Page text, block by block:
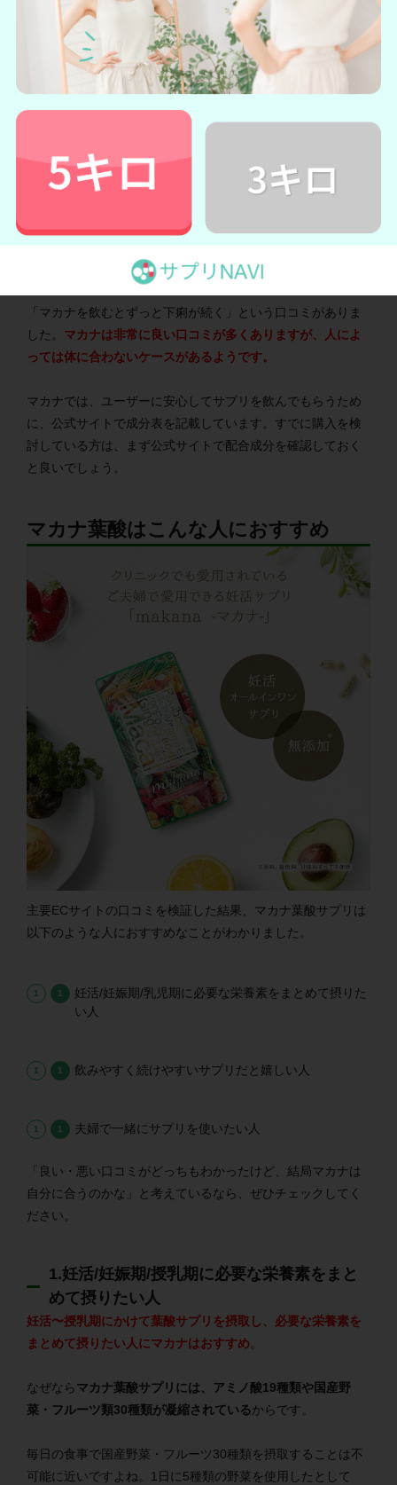
2.ずっと下痢が続いた
★これを飲んでいるとずっと下痢でした。 やめると徐々
に良くなりました。 やめた頃婦人科検診に行ったら卵巣
嚢腫になっていました。 これのせいかは分かりませんが
それまで不調はなかったので怖くてもう飲めません。★
引用：Amazon公式サイトより
「マカナを飲むとずっと下痢が続く」という口コミがありま
した。 マカナは非常に良い口コミが多くありますが、人によ
っては体に合わないケースがあるようです。
マカナでは、ユーザーに安心してサプリを飲んでもらうため
に、公式サイトで成分表を記載しています。すでに購入を検
討している方は、まず公式サイトで配合成分を確認しておく
と良いでしょう。
マカナ葉酸はこんな人におすすめ
主要ECサイトの口コミを検証した結果、マカナ葉酸サプリは
以下のような人におすすめなことがわかりました。
妊活/妊娠期/乳児期に必要な栄養素をまとめて摂りた
い人
飲みやすく続けやすいサプリだと嬉しい人
夫婦で一緒にサプリを使いたい人
「良い・悪い口コミがどっちもわかったけど、結局マカナは
自分に合うのかな」と考えているなら、ぜひチェックしてく
ださい。
1.妊活/妊娠期/授乳期に必要な栄養素をまと
めて摂りたい人
妊活〜授乳期にかけて葉酸サプリを摂取し、必要な栄養素を
まとめて摂りたい人にマカナはおすすめ
なぜならマカナ葉酸サプリには、アミノ酸19種類や国産野
菜・フルーツ類30種類が凝縮されているからです。
毎日の食事で国産野菜・フルーツ30種類を摂取することは不
可能に近いですよね。1日に5種類の野菜を使用したとして